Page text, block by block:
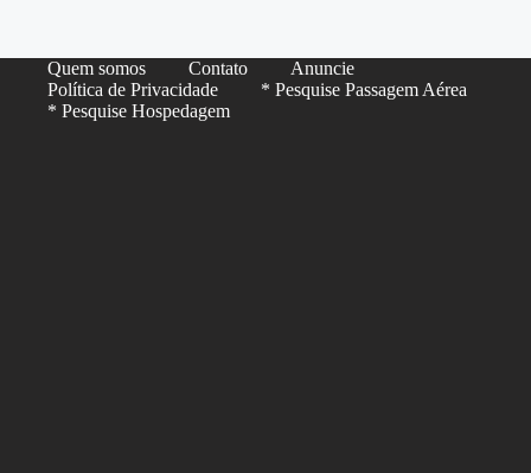
Quem somos Contato
Anuncie
Política de Privacidade
* Pesquise Passagem Aérea
* Pesquise Hospedagem